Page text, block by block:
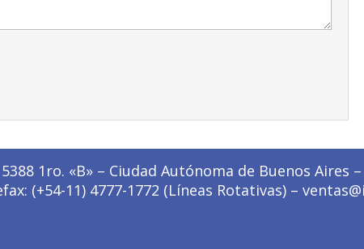
1ro. «B» – Ciudad Autónoma de Buenos Aires
(+54-11) 4777-1772 (Líneas Rotativas) –